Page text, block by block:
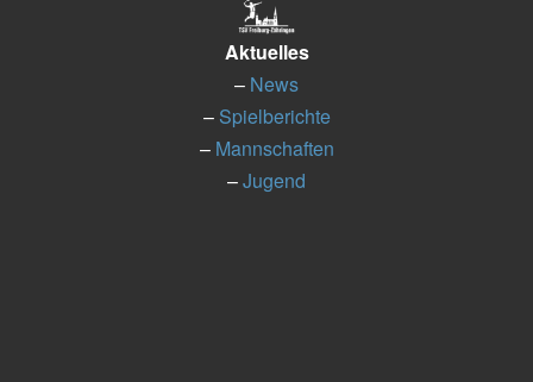
Aktuelles
– News
– Spielberichte
– Mannschaften
–Jugend